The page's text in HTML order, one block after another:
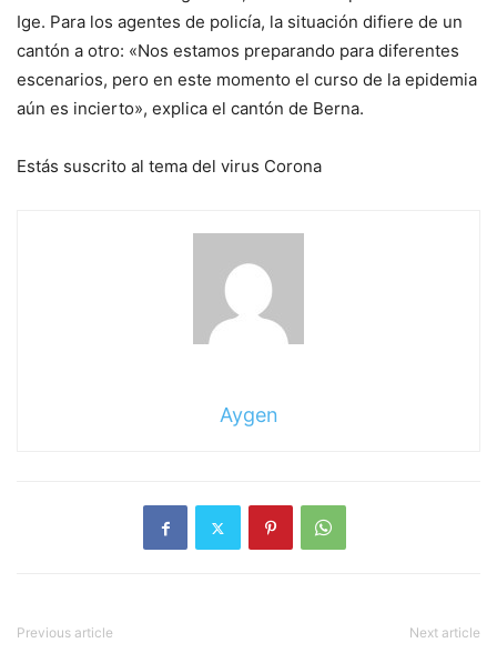
Ige. Para los agentes de policía, la situación difiere de un
cantón a otro: «Nos estamos preparando para diferentes
escenarios, pero en este momento el curso de la epidemia
aún es incierto», explica el cantón de Berna.
Estás suscrito al tema del virus Corona
Aygen
Previous article Next article